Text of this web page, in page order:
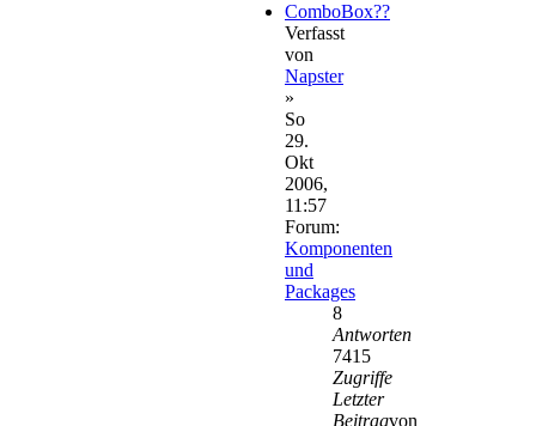
ComboBox??
Verfasst
von
Napster
»
So
29.
Okt
2006,
11:57
Forum:
Komponenten
und
Packages
8
Antworten
7415
Zugriffe
Letzter
Beitragvon